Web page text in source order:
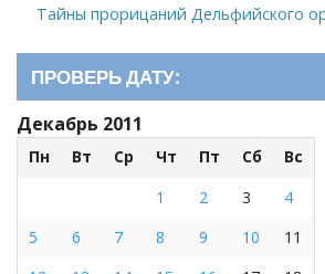
Тайны прорицаний Дельфийского
ПРОВЕРЬ ДАТУ:
Декабрь 2011
Пн Вт Ср Чт Пт Сб
Вс
1
2 3
4
5
6 7 8 9 10
11